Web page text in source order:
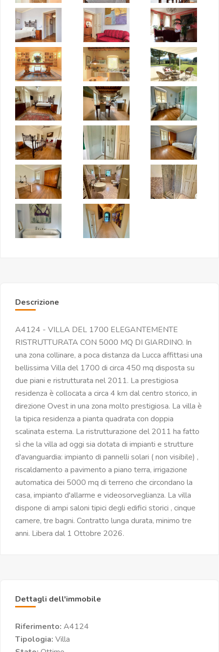
Descrizione
A4124 - VILLA DEL 1700 ELEGANTEMENTE
RISTRUTTURATA CON 5000 MQ DI GIARDINO. In
una zona collinare, a poca distanza da Lucca affittasi una
bellissima Villa del 1700 di circa 450 mq disposta su
due piani e ristrutturata nel 2011. La prestigiosa
residenza è collocata a circa 4 km dal centro storico, in
direzione Ovest in una zona molto prestigiosa. La villa è
la tipica residenza a pianta quadrata con doppia
scalinata esterna. La ristrutturazione del 2011 ha fatto
sì che la villa ad oggi sia dotata di impianti e strutture
d'avanguardia: impianto di pannelli solari ( non visibile) ,
riscaldamento a pavimento a piano terra, irrigazione
automatica dei 5000 mq di terreno che circondano la
casa, impianto d'allarme e videosorveglianza. La villa
dispone di ampi saloni tipici degli edifici storici , cinque
camere, tre bagni. Contratto lunga durata, minimo tre
anni. Libera dal 1 Ottobre 2026.
Dettagli dell'immobile
Riferimento: A4124
Tipologia: Villa